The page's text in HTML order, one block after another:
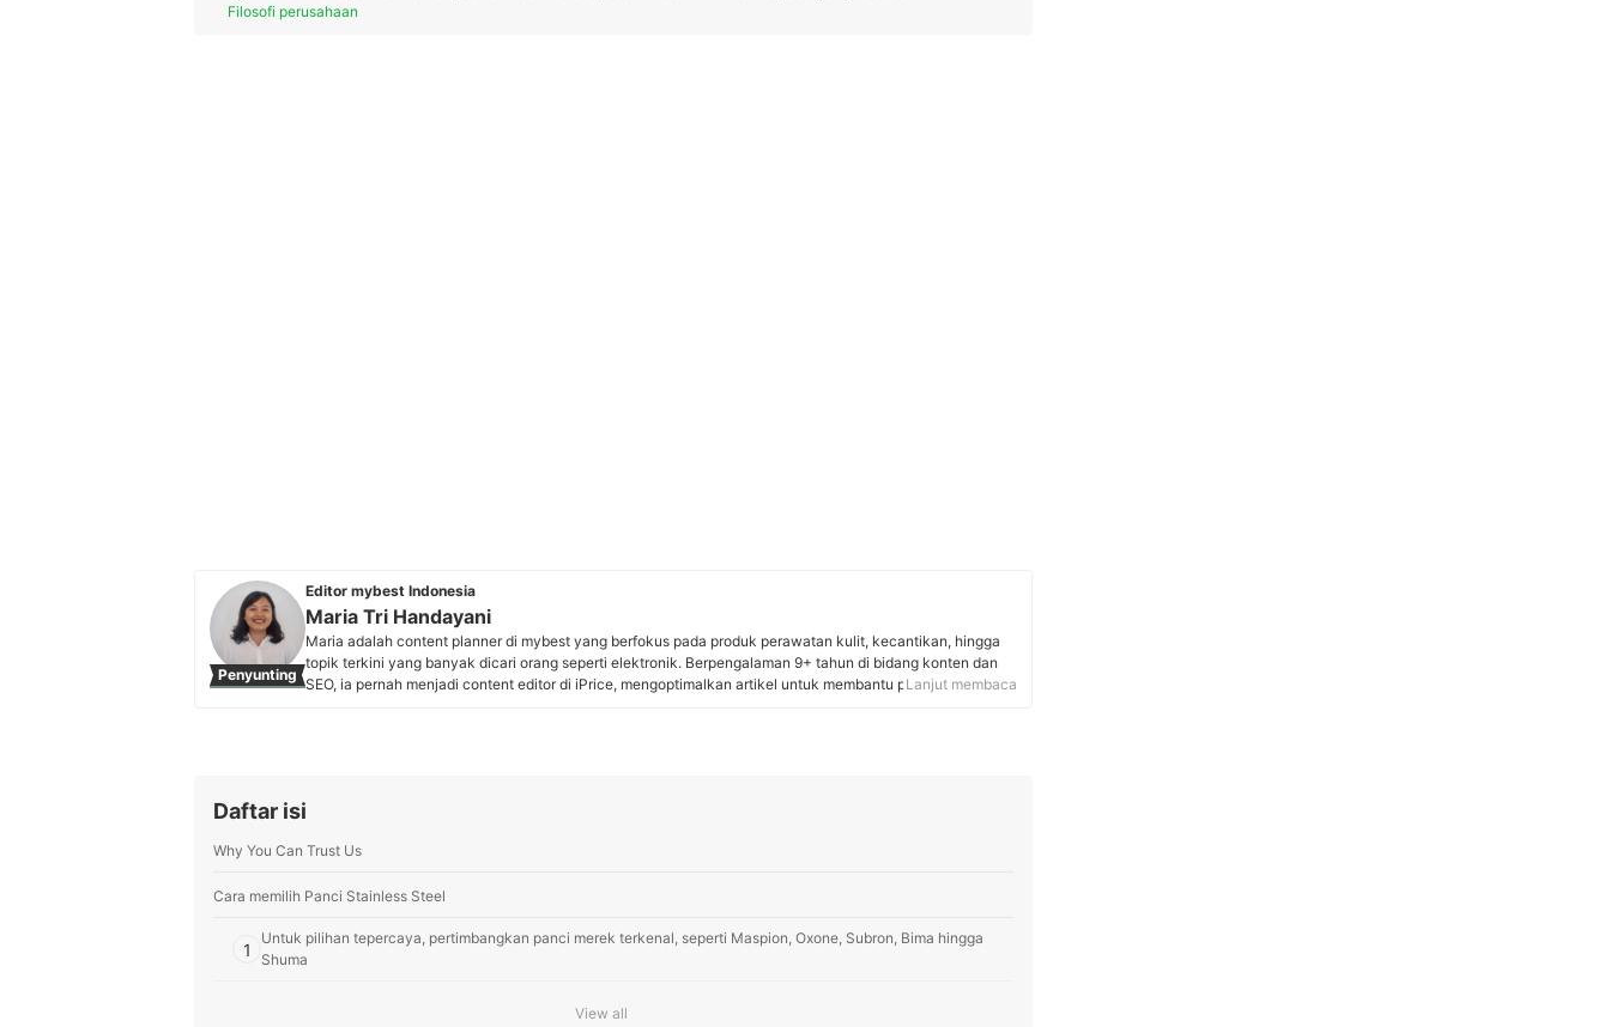
Filosofi perusahaan
Penyunting
Editor mybest Indonesia
Maria Tri Handayani
Maria adalah content planner di mybest yang berfokus pada produk perawatan kulit, kecantikan, hingga
topik terkini yang banyak dicari orang seperti elektronik. Berpengalaman 9+ tahun di bidang konten dan
SEO, ia pernah menjadi content editor di iPrice, mengoptimalkan artikel untuk membantu pembacaLanjut membaca
Daftar isi
Why You Can Trust Us
Cara memilih Panci Stainless Steel
1
Untuk pilihan tepercaya, pertimbangkan panci merek terkenal, seperti Maspion, Oxone, Subron, Bima hingga
Shuma
Perhatikan jenis atau grade panci; stainless steel 304, 316, 430 atau 201
View all